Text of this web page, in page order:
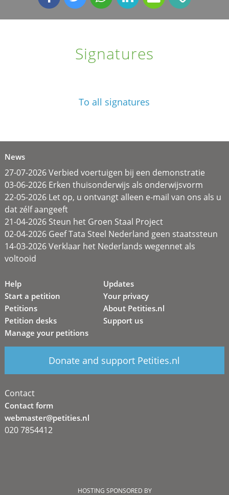
Signatures
To all signatures
News
27-07-2026 Verbied voertuigen bij een demonstratie
03-06-2026 Erken thuisonderwijs als onderwijsvorm
22-05-2026 Let op, u ontvangt alleen e-mail van ons als u
dat zélf aangeeft
21-04-2026 Steun het Groen Staal Project
02-04-2026 Geef Tata Steel Nederland geen staatssteun
14-03-2026 Verklaar het Nederlands wegennet als
voltooid
Help
Start a petition
Petitions
Petition desks
Manage your petitions
Updates
Your privacy
About Petities.nl
Support us
Donate and support Petities.nl
Contact
Contact form
webmaster@petities.nl
020 7854412
HOSTING SPONSORED BY